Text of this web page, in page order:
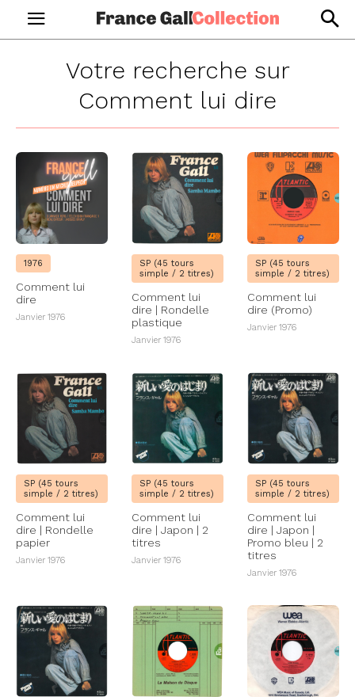
Votre recherche sur
Comment lui dire
1976
Comment lui
dire
Janvier 1976
SP (45 tours
simple / 2 titres)
Comment lui
dire | Rondelle
plastique
Janvier 1976
SP (45 tours
simple / 2 titres)
Comment lui
dire (Promo)
Janvier 1976
SP (45 tours
simple / 2 titres)
Comment lui
dire | Rondelle
papier
Janvier 1976
SP (45 tours
simple / 2 titres)
Comment lui
dire | Japon | 2
titres
Janvier 1976
SP (45 tours
simple / 2 titres)
Comment lui
dire | Japon |
Promo bleu | 2
titres
Janvier 1976